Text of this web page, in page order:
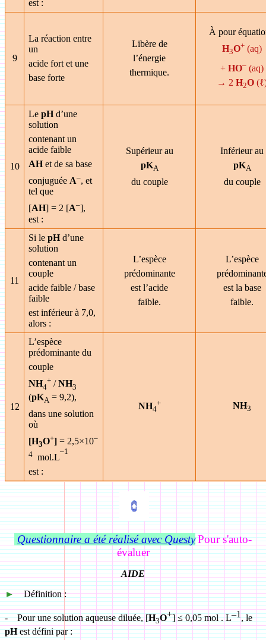
est :
9
La réaction entre
un
acide fort et une
base forte
Libère de
l’énergie
thermique.
À pour
H3O+ (aq)
+ HO– (aq)
→ 2 H2O
10
LepHd’une
solution
contenant un
acide faible
AHet de sa base
conjuguée A–, et
tel que
[AH] = 2 [A–],
est :
Supérieur au
pKA
du couple
Inférieur au
pKA
du couple
11
Si lepHd’une
solution
contenant un
couple
acide faible / base
faible
est inférieur à 7,0,
alors :
L’espèce
prédominante
est l’acide
faible.
L’espèce
est la base
faible.
12
L’espèce
prédominante du
couple
NH4
+ /NH3
(pKA = 9,2),
dans une solution
où
[H3O+]= 2,5×10–
4 mol.L
–1
est :
NH4
+ NH3
Questionnaire a été réalisé avec QuestyPour s'auto-
évaluer
AIDE
►
Définition :
- Pour une solution aqueuse diluée, [H3O+] ≤ 0,05 mol . L–1, le
pHest défini par :